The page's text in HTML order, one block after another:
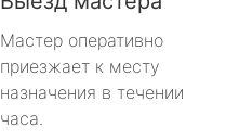
Мастер оперативно
приезжает к месту
назначения в течении
часа.